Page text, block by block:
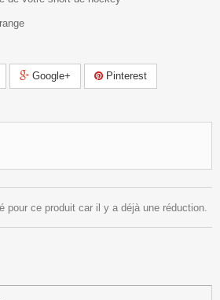
Google+ Pinterest
pour ce produit car il y a déjà une réduction.